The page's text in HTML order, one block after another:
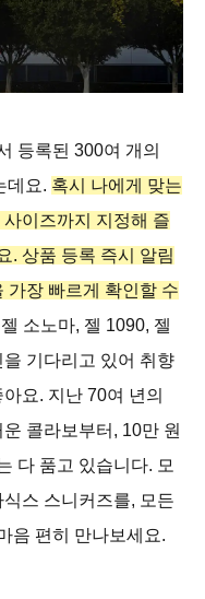
등록된 300여 개의
데요. 혹시 나에게 맞는
이즈까지 지정해 즐
. 상품 등록 즉시 알림
가장 빠르게 확인할 수
소노마, 젤 1090, 젤
기다리고 있어 취향
요. 지난 70여 년의
콜라보부터, 10만 원
다 품고 있습니다. 모
스 스니커즈를, 모든
음 편히 만나보세요.